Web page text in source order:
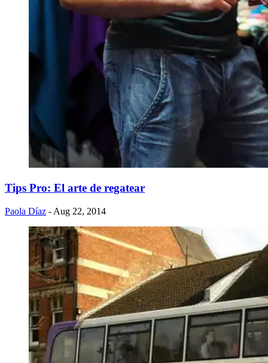
Tips Pro: El arte de regatear
Paola Díaz - Aug 22, 2014